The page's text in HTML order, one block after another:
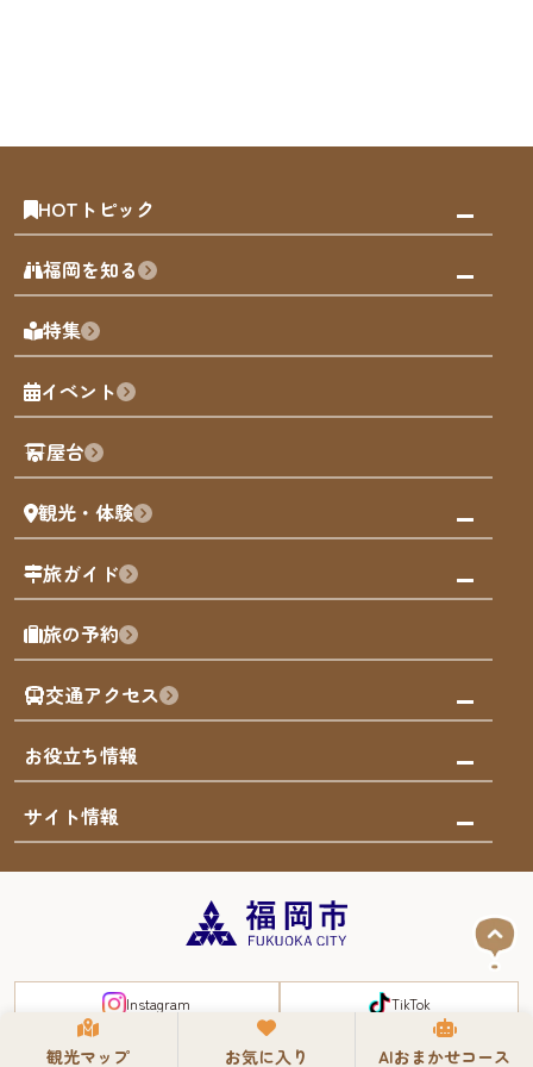
観光マップ お気に入り AIおまかせコース
HOTトピック
みんなの旅行記
天神エリア
博多旧市街
福岡城
歴史・文化
福岡を知る
福岡の見どころ
福岡の魅力
観光カレンダー
観光PR動画
まち歩き
福岡グルメ
福岡を楽しむ
福岡のアート
福岡のナイトタイム
福岡の歴史・文化
サステナブルツーリズム
福岡検定
よかなび音声ガイド
FUKUOKA EAST&WEST COAST
福岡城・鴻臚館
特集
イベント
屋台
観光・体験
観る・遊ぶ
屋台
買う
体験
泊まる
旅ガイド
モデルコース
AIおまかせコース
オリジナルプラン
みんなの旅行記
旅の予約
交通アクセス
市内交通ガイド
お得なチケット
お役立ち情報
お知らせ
災害情報
スマートトラベルガイド
サイト情報
まち歩き・体験プログラム掲載申込
Instagram TikTok